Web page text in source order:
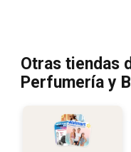
Otras tiendas
Perfumería y